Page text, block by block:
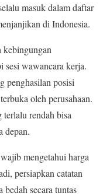
masuk dalam daftar
di Indonesia.
kebingungan
sesi wawancara kerja.
penghasilan posisi
oleh perusahaan.
rendah bisa
depan.
mengetahui harga
persiapkan catatan
secara tuntas